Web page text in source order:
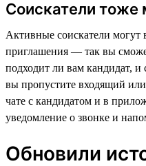
Соискатели тоже
Активные соискатели могут
приглашения — так вы
подходит ли вам кандидат, и
вы пропустите входящий
чате с кандидатом и в
уведомление о звонке и
Обновили